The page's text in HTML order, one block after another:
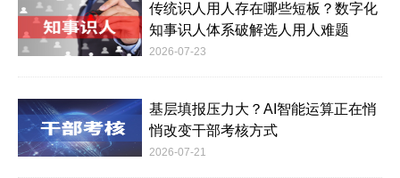
传统识人用人存在哪些短板？数字化
知事识人体系破解选人用人难题
2026-07-23
基层填报压力大？AI智能运算正在悄
悄改变干部考核方式
2026-07-21